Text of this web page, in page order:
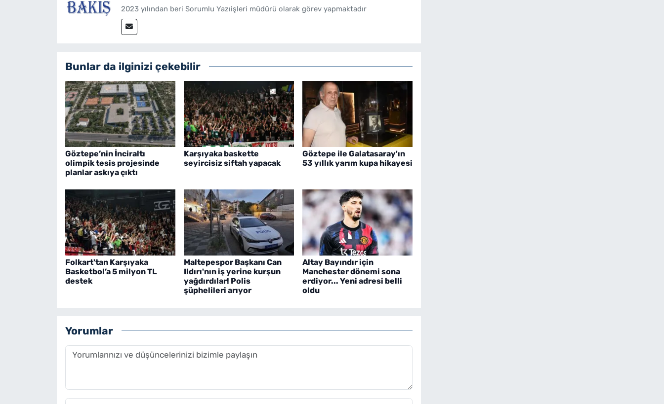
2023 yılından beri Sorumlu Yazıişleri müdürü olarak görev yapmaktadır
Bunlar da ilginizi çekebilir
Göztepe’nin İnciraltı
olimpik tesis projesinde
planlar askıya çıktı
Karşıyaka baskette
seyircisiz siftah yapacak
Göztepe ile Galatasaray'ın
53 yıllık yarım kupa hikayesi
Folkart'tan Karşıyaka
Basketbol’a 5 milyon TL
destek
Maltepespor Başkanı Can
Ildırı'nın iş yerine kurşun
yağdırdılar! Polis
şüphelileri arıyor
Altay Bayındır için
Manchester dönemi sona
erdiyor... Yeni adresi belli
oldu
Yorumlar